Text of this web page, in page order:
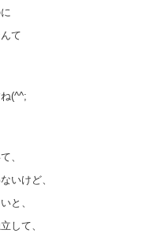
て
(^^;
、
いけど、
と、
して、